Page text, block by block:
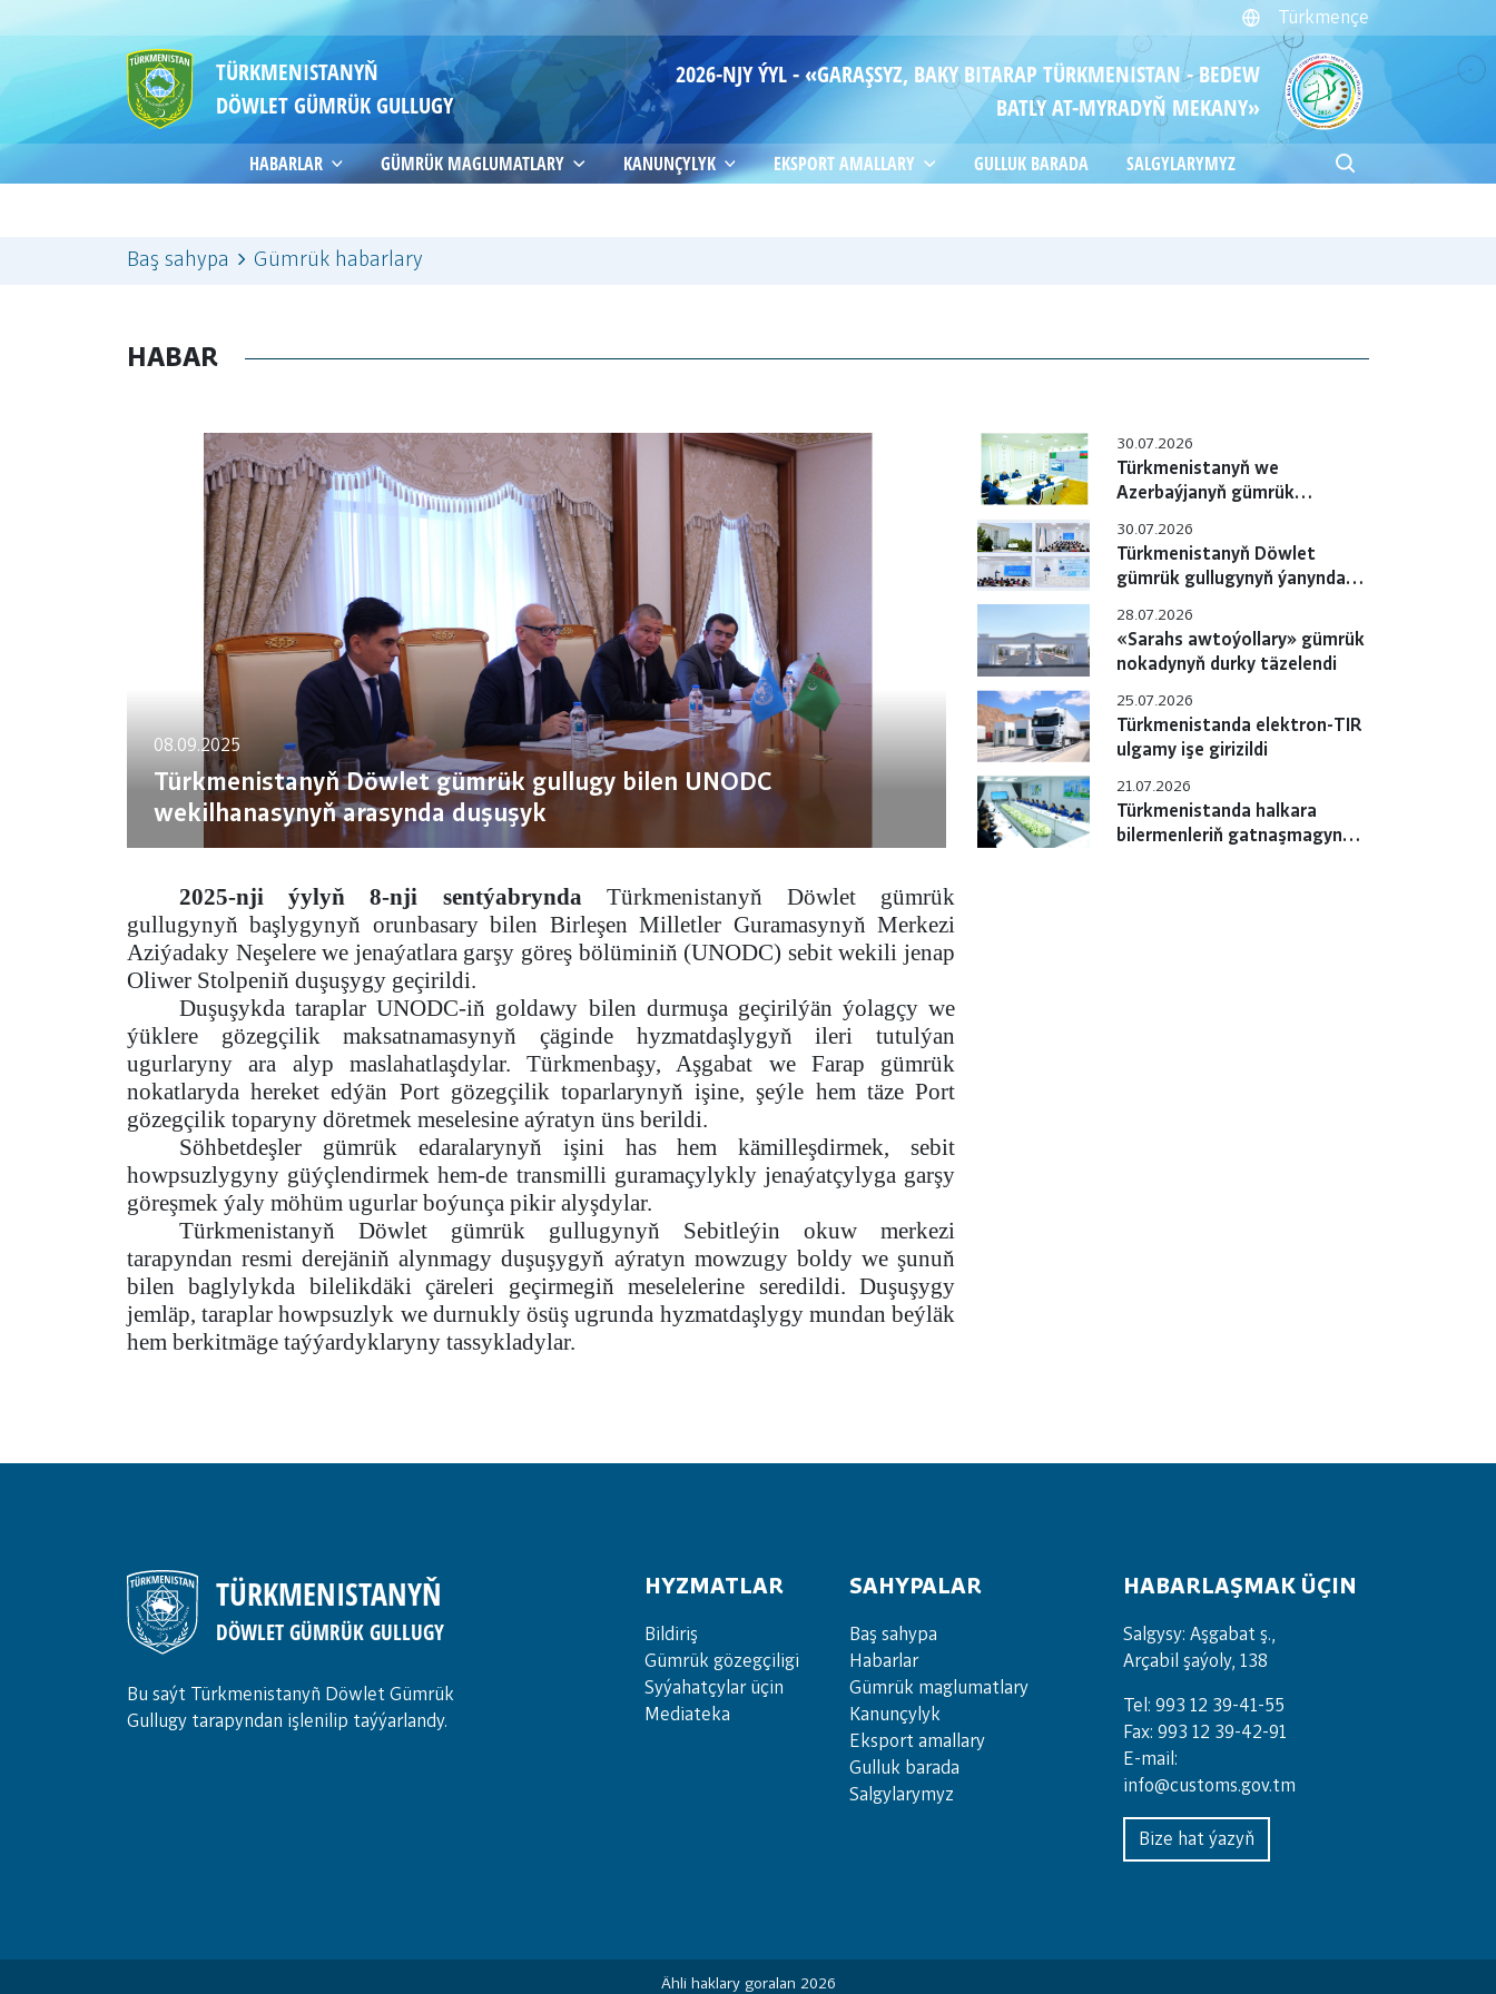
Türkmençe
TÜRKMENISTANYŇ
DÖWLET GÜMRÜK GULLUGY
2026-NJY ÝYL - «GARAŞSYZ, BAKY BITARAP TÜRKMENISTAN - BEDEW
BATLY AT-MYRADYŇ MEKANY»
HABARLAR GÜMRÜK MAGLUMATLARY KANUNÇYLYK EKSPORT AMALLARY GULLUK BARADA SALGYLARYMYZ
Baş sahypa Gümrük habarlary
HABAR
08.09.2025
Türkmenistanyň Döwlet gümrük gullugy bilen UNODC
wekilhanasynyň arasynda duşuşyk
30.07.2026
Türkmenistanyň we
Azerbaýjanyň gümrük
hyzmatdaşlygyň meselelerini
ara alyp maslahatlaşdylar
30.07.2026
Türkmenistanyň Döwlet
gümrük gullugynyň ýanyndaky
okuw-maslahaty geçirildi
28.07.2026
«Sarahs awtoýollary» gümrük
nokadynyň durky täzelendi
25.07.2026
Türkmenistanda elektron-TIR
ulgamy işe girizildi
21.07.2026
Türkmenistanda halkara
bilermenleriň gatnaşmagynda
2025-nji ýylyň 8-nji sentýabryndaTürkmenistanyň Döwlet gümrük
gullugynyň başlygynyň orunbasary bilen Birleşen Milletler Guramasynyň Merkezi
Aziýadaky Neşelere we jenaýatlara garşy göreş bölüminiň (UNODC) sebit wekili jenap
Oliwer Stolpeniň duşuşygy geçirildi.
Duşuşykda taraplar UNODC-iň goldawy bilen durmuşa geçirilýän ýolagçy we
ýüklere gözegçilik maksatnamasynyň çäginde hyzmatdaşlygyň ileri tutulýan
ugurlaryny ara alyp maslahatlaşdylar. Türkmenbaşy, Aşgabat we Farap gümrük
nokatlaryda hereket edýän Port gözegçilik toparlarynyň işine, şeýle hem täze Port
gözegçilik toparyny döretmek meselesine aýratyn üns berildi.
Söhbetdeşler gümrük edaralarynyň işini has hem kämilleşdirmek, sebit
howpsuzlygyny güýçlendirmek hem-de transmilli guramaçylykly jenaýatçylyga garşy
göreşmek ýaly möhüm ugurlar boýunça pikir alyşdylar.
Türkmenistanyň Döwlet gümrük gullugynyň Sebitleýin okuw merkezi
tarapyndan resmi derejäniň alynmagy duşuşygyň aýratyn mowzugy boldy we şunuň
bilen baglylykda bilelikdäki çäreleri geçirmegiň meselelerine seredildi. Duşuşygy
jemläp, taraplar howpsuzlyk we durnukly ösüş ugrunda hyzmatdaşlygy mundan beýläk
hem berkitmäge taýýardyklaryny tassykladylar.
TÜRKMENISTANYŇ
DÖWLET GÜMRÜK GULLUGY
Bu saýt Türkmenistanyñ Döwlet Gümrük
Gullugy tarapyndan işlenilip taýýarlandy.
HYZMATLAR
Bil­di­riş
Güm­rük gö­zeg­çi­li­gi
Sy­ýa­hat­çy­lar ü­çin
Media­teka
SAHYPALAR
Baş sahypa
Habarlar
Gümrük maglumatlary
Kanunçylyk
Eksport amallary
Gulluk barada
Salgylarymyz
HABARLAŞMAK ÜÇIN
Salgysy: Aşgabat ş.,
Arçabil şaýoly, 138
Tel: 993 12 39-41-55
Fax: 993 12 39-42-91
E-mail:
info@customs.gov.tm
Bize hat ýazyň
Ähli haklary goralan 2026